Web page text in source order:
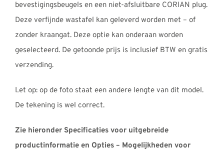
bevestigingsbeugels en een niet-afsluitbare CORIAN plug.
Deze verfijnde wastafel kan geleverd worden met – of
zonder kraangat. Deze optie kan onderaan worden
geselecteerd. De getoonde prijs is inclusief BTW en gratis
verzending.
Let op: op de foto staat een andere lengte van dit model.
De tekening is wel correct.
Zie hieronder Specificaties voor uitgebreide
productinformatie en Opties – Mogelijkheden voor